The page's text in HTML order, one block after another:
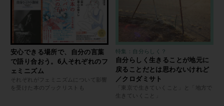
安心できる場所で、自分の言葉
で語り合おう。6人それぞれのフ
ェミニズム
それぞれがフェミニズムについて影響
を受けた本のブックリストも
特集：自分らしく？
自分らしく生きることが地元に
戻ることだとは思わないけれど
／クロダミサト
「東京で生きていくこと」と「地方で
生きていくこと」